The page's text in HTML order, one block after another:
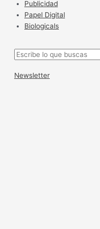
Publicidad
Papel Digital
Biologicals
Newsletter